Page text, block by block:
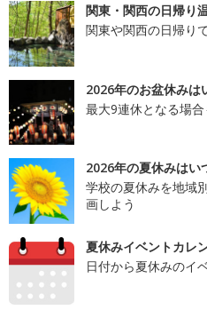
関東・関西の日帰り
関東や関西の日帰り
2026年のお盆休みは
最大9連休となる場合
2026年の夏休みはい
学校の夏休みを地域
画しよう
夏休みイベントカレ
日付から夏休みのイ